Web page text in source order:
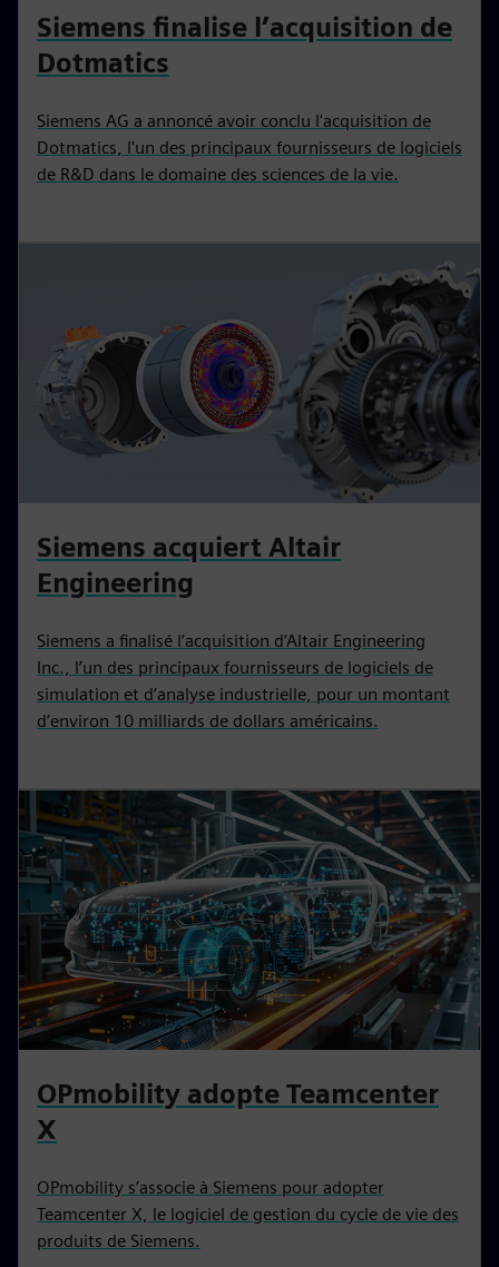
Siemens finalise l’acquisition de
Dotmatics
Siemens AG a annoncé avoir conclu l'acquisition de
Dotmatics, l'un des principaux fournisseurs de logiciels
de R&D dans le domaine des sciences de la vie.
Siemens acquiert Altair
Engineering
Siemens a finalisé l’acquisition d’Altair Engineering
Inc., l’un des principaux fournisseurs de logiciels de
simulation et d’analyse industrielle, pour un montant
d’environ 10 milliards de dollars américains.
OPmobility adopte Teamcenter
X
OPmobility s’associe à Siemens pour adopter
Teamcenter X, le logiciel de gestion du cycle de vie des
produits de Siemens.